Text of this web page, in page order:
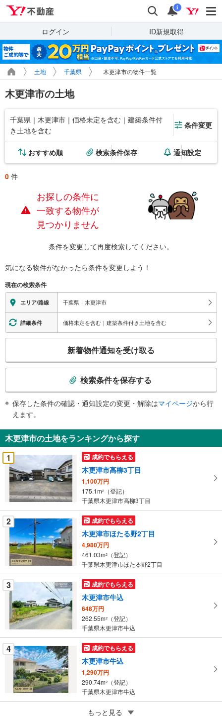
検索 通知
i
ログイン ID新規取得
土地 千葉県 木更津市の物件一覧
木更津市の土地
千葉県｜木更津市｜価格未定を含む｜建築条件付
き土地を含む
条件変更
おすすめ順 検索条件保存 通知設定
0 件
お探しの条件に
一致する物件が
見つかりません
条件を変更して再度検索してください。
気になる物件がなかったら条件を変更しよう！
現在の検索条件
エリア/路線 千葉県｜木更津市
詳細条件 価格未定を含む｜建築条件付き土地を含む
検
知
を
受
け
取
る
・
件
を
マ
イ
ペ
ー
ジ
に
保
存
す
る
新着物件通知を受け取る
検索条件を保存する
保存した条件の確認・通知設定の変更・解除はマイページから行
えます。
木更津市の土地をランキングから探す
1
成約でもらえる
木更津市高柳3丁目
1,100万円
175.1m2
（登記）
千葉県木更津市高柳3丁目
2 成約でもらえる
木更津市ほたる野2丁目
4,980万円
461.03m2
（登記）
千葉県木更津市ほたる野2丁目
3 成約でもらえる
木更津市牛込
648万円
262.55m2
（登記）
千葉県木更津市牛込
4 成約でもらえる
木更津市牛込
1,290万円
290.74m2
（登記）
千葉県木更津市牛込
成約でもらえる
もっと見る